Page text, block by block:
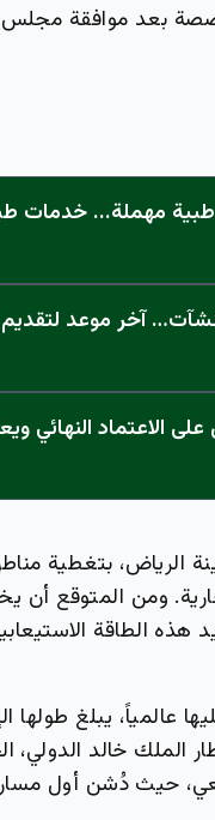
بعد موافقة مجلس
مهملة... خدمات
آخر موعد
الرياض، بتغطية
ومن المتوقع أن
الملك خالد الدولي،
حيث دُشن أول